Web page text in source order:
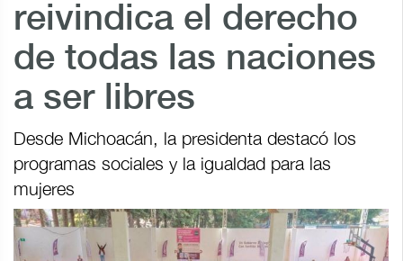
reivindica el derecho
de todas las naciones
a ser libres
Desde Michoacán, la presidenta destacó los
programas sociales y la igualdad para las
mujeres